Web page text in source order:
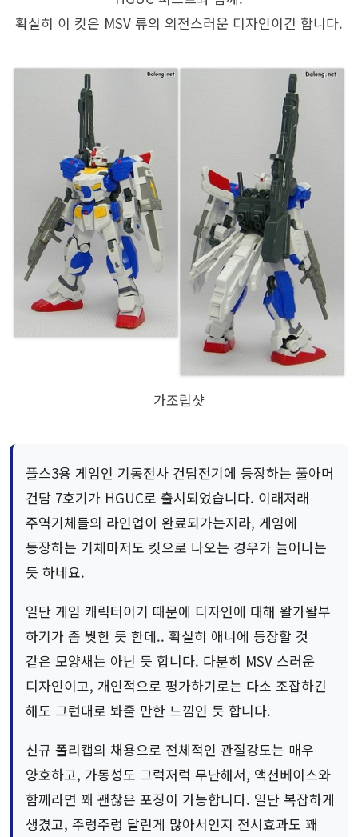
확실히 이 킷은 MSV 류의 외전스러운 디자인이긴 합니다.
가조립샷
플스3용 게임인 기동전사 건담전기에 등장하는 풀아머
건담 7호기가 HGUC로 출시되었습니다. 이래저래
주역기체들의 라인업이 완료되가는지라, 게임에
등장하는 기체마저도 킷으로 나오는 경우가 늘어나는
듯 하네요.
일단 게임 캐릭터이기 때문에 디자인에 대해 왈가왈부
하기가 좀 뭣한 듯 한데.. 확실히 애니에 등장할 것
같은 모양새는 아닌 듯 합니다. 다분히 MSV 스러운
디자인이고, 개인적으로 평가하기로는 다소 조잡하긴
해도 그런대로 봐줄 만한 느낌인 듯 합니다.
신규 폴리캡의 채용으로 전체적인 관절강도는 매우
양호하고, 가동성도 그럭저럭 무난해서, 액션베이스와
함께라면 꽤 괜찮은 포징이 가능합니다. 일단 복잡하게
생겼고, 주렁주렁 달린게 많아서인지 전시효과도 꽤